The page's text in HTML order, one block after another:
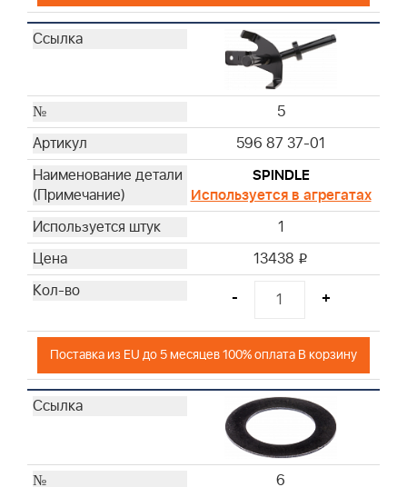
5
596 87 37-01
SPINDLE
Используется в агрегатах
1
13438 i
- +
Поставка из EU до 5 месяцев 100% оплата В корзину
6